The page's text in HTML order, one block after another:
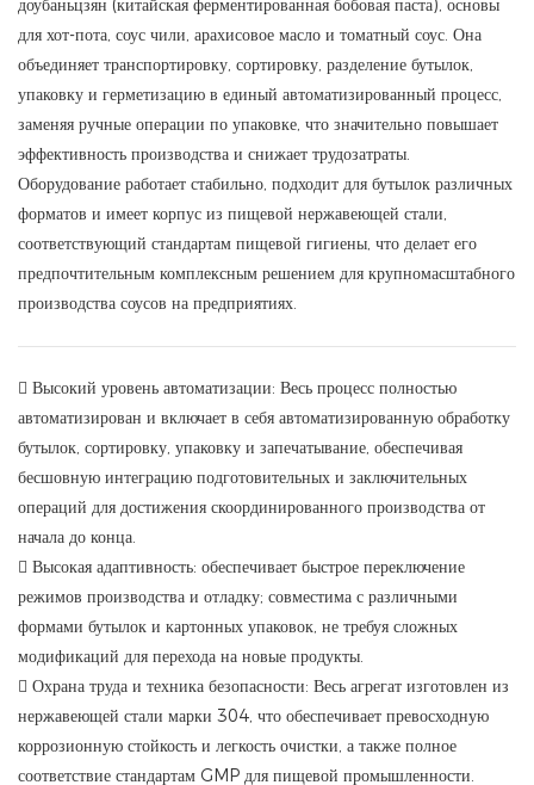
доубаньцзян (китайская ферментированная бобовая паста), основы
для хот-пота, соус чили, арахисовое масло и томатный соус. Она
объединяет транспортировку, сортировку, разделение бутылок,
упаковку и герметизацию в единый автоматизированный процесс,
заменяя ручные операции по упаковке, что значительно повышает
эффективность производства и снижает трудозатраты.
Оборудование работает стабильно, подходит для бутылок различных
форматов и имеет корпус из пищевой нержавеющей стали,
соответствующий стандартам пищевой гигиены, что делает его
предпочтительным комплексным решением для крупномасштабного
производства соусов на предприятиях.
 Высокий уровень автоматизации: Весь процесс полностью
автоматизирован и включает в себя автоматизированную обработку
бутылок, сортировку, упаковку и запечатывание, обеспечивая
бесшовную интеграцию подготовительных и заключительных
операций для достижения скоординированного производства от
начала до конца.
 Высокая адаптивность: обеспечивает быстрое переключение
режимов производства и отладку; совместима с различными
формами бутылок и картонных упаковок, не требуя сложных
модификаций для перехода на новые продукты.
 Охрана труда и техника безопасности: Весь агрегат изготовлен из
нержавеющей стали марки 304, что обеспечивает превосходную
коррозионную стойкость и легкость очистки, а также полное
соответствие стандартам GMP для пищевой промышленности.